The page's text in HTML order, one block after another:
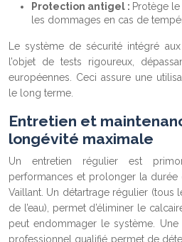
Protection antigel : Protège
les dommages en cas de
Le système de sécurité intégré
l’objet de tests rigoureux,
européennes. Ceci assure une
le long terme.
Entretien et
longévité maximale
Un entretien régulier est
performances et prolonger la durée
Vaillant. Un détartrage régulier (tous
de l’eau), permet d’éliminer le
peut endommager le système.
professionnel qualifié permet de